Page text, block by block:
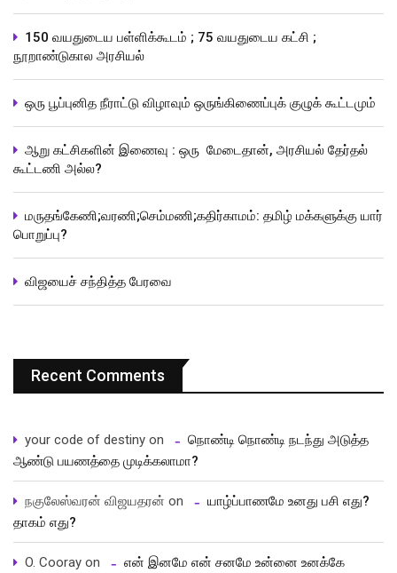
150 வயதுடைய பள்ளிக்கூடம் ; 75 வயதுடைய கட்சி ;
நூறாண்டுகால அரசியல்
ஒரு பூப்புனித நீராட்டு விழாவும் ஒருங்கிணைப்புக் குழுக் கூட்டமும்
ஆறு கட்சிகளின் இணைவு : ஒரு மேடைதான், அரசியல் தேர்தல்
கூட்டணி அல்ல?
மருதங்கேணி;வரணி;செம்மணி;கதிர்காமம்: தமிழ் மக்களுக்கு யார்
பொறுப்பு?
விஜயைச் சந்தித்த பேரவை
Recent Comments
your code of destiny on
நொண்டி நொண்டி நடந்து அடுத்த
ஆண்டு பயணத்தை முடிக்கலாமா?
நகுலேஸ்வரன் விஜயதரன் on
யாழ்ப்பாணமே உனது பசி எது?
தாகம் எது?
O. Cooray on என் இனமே என் சனமே உன்னை உனக்கே